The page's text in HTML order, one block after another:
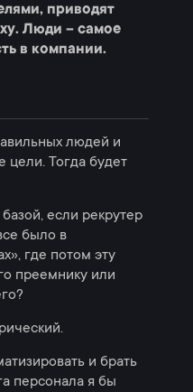
приводят
Люди – самое
в компании.
людей и
цели. Тогда будет
если рекрутер
было в
где потом эту
преемнику или
и брать
персонала я бы